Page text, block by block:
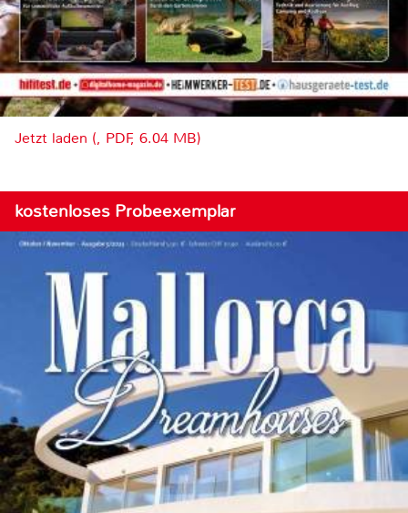
Jetzt laden (, PDF, 6.04 MB)
kostenloses Probeexemplar